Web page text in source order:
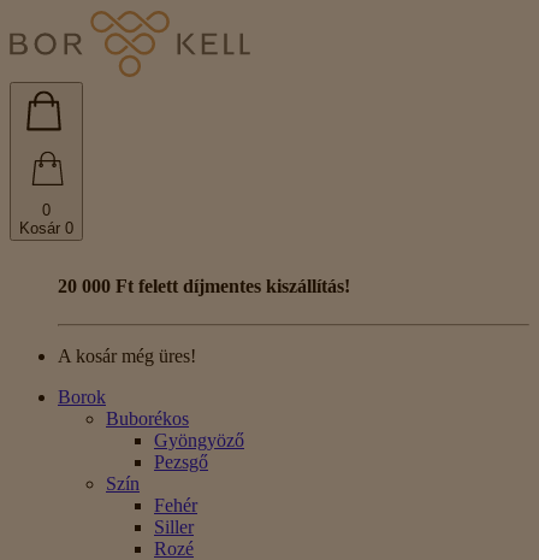
0
Kosár 0
20 000 Ft felett díjmentes kiszállítás!
A kosár még üres!
Borok
Buborékos
Gyöngyöző
Pezsgő
Szín
Fehér
Siller
Rozé